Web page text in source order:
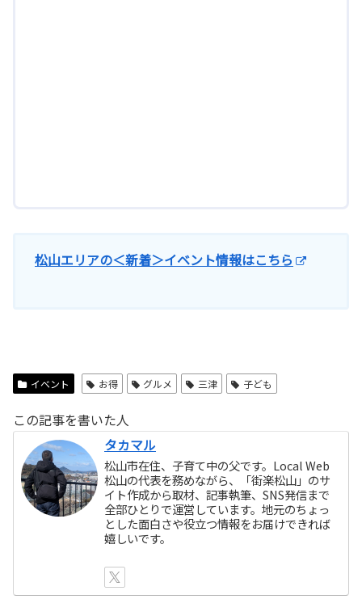
松山エリアの＜新着＞イベント情報はこちら
イベント お得 グルメ 三津 子ども
この記事を書いた人
タカマル
松山市在住、子育て中の父です。Local Web
松山の代表を務めながら、「街楽松山」のサ
イト作成から取材、記事執筆、SNS発信まで
全部ひとりで運営しています。地元のちょっ
とした面白さや役立つ情報をお届けできれば
嬉しいです。